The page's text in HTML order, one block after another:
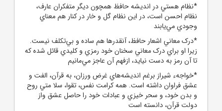
*نظام هستي در انديشه حافظ همچون ديگر متفکران عارف،
نظام احسن است، در اين نظام گل و خار در کنار هم معناي
وجودي مي‌يابند
*درک معاني اشعار حافظ، آنقدرها هم ساده و بي‌تکلف نيست.
زيرا او براي درک معاني سخنان خود رمزي و کليدي قائل شده که
تا آن رمز به دست نيايد، ازفهم آن عاجز مي‌مانيم
*خواجهء شيراز برغم انديشه‌هاي غرض ورزان، به قرآن، الفت و
عشق فراوان داشته است. همه کرامت نفس، تقوا، سلا متي روح
و بدن خود، و سحر خيزي و عبادات خود را حاصل عشق واز
دولت قرآن، دانسته است